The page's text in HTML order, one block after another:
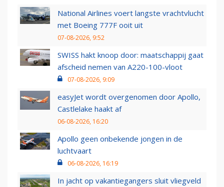
National Airlines voert langste vrachtvlucht
met Boeing 777F ooit uit
07-08-2026, 9:52
SWISS hakt knoop door: maatschappij gaat
afscheid nemen van A220-100-vloot
07-08-2026, 9:09
easyJet wordt overgenomen door Apollo,
Castlelake haakt af
06-08-2026, 16:20
Apollo geen onbekende jongen in de
luchtvaart
06-08-2026, 16:19
In jacht op vakantiegangers sluit vliegveld